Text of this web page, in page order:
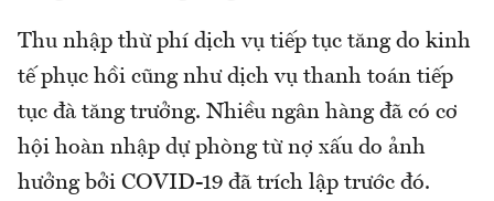
Thu nhập thừ phí dịch vụ tiếp tục tăng do kinh
tế phục hồi cũng như dịch vụ thanh toán tiếp
tục đà tăng trưởng. Nhiều ngân hàng đã có cơ
hội hoàn nhập dự phòng từ nợ xấu do ảnh
hưởng bởi COVID-19 đã trích lập trước đó.